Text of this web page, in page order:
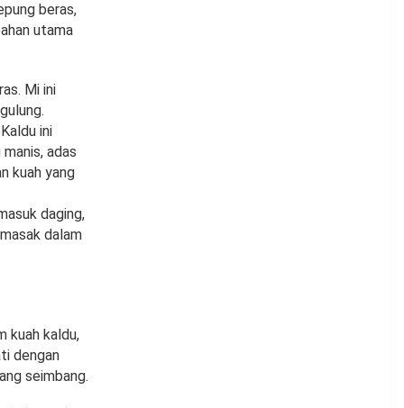
beras,
utama
Mi ini
ini
adas
kuah yang
daging,
dalam
kuah kaldu,
dengan
seimbang.